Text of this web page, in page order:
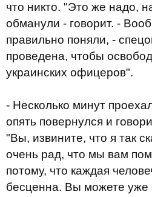
что никто. "Это же надо,
обманули - говорит. -
правильно поняли, -
проведена, чтобы
украинских офицеров".
- Несколько минут
опять повернулся и
"Вы, извините, что я так
очень рад, что мы вам
потому, что каждая
бесценна. Вы можете уже